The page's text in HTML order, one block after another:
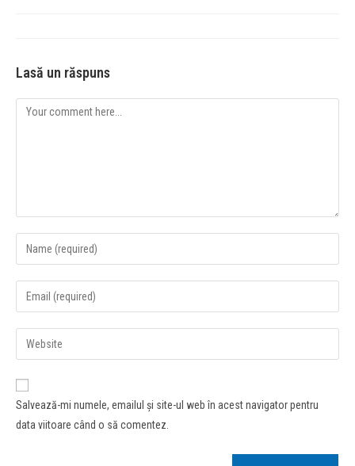
Lasă un răspuns
Salvează-mi numele, emailul și site-ul web în acest navigator pentru
data viitoare când o să comentez.